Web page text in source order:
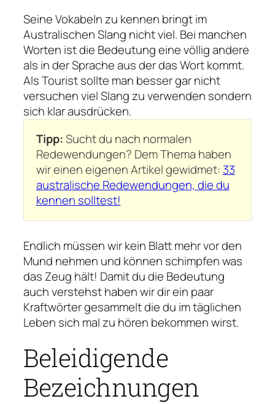
Seine Vokabeln zu kennen bringt im
Australischen Slang nicht viel. Bei manchen
Worten ist die Bedeutung eine völlig andere
als in der Sprache aus der das Wort kommt.
Als Tourist sollte man besser gar nicht
versuchen viel Slang zu verwenden sondern
sich klar ausdrücken.
Tipp:Sucht du nach normalen
Redewendungen? Dem Thema haben
wir einen eigenen Artikel gewidmet: 33
australische Redewendungen, die du
kennen solltest!
Endlich müssen wir kein Blatt mehr vor den
Mund nehmen und können schimpfen was
das Zeug hält! Damit du die Bedeutung
auch verstehst haben wir dir ein paar
Kraftwörter gesammelt die du im täglichen
Leben sich mal zu hören bekommen wirst.
Beleidigende
Bezeichnungen